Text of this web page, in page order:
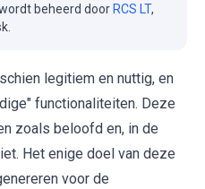
beheerd door RCS LT,
legitiem en nuttig, en
functionaliteiten. Deze
zoals beloofd en, in de
Het enige doel van deze
voor de